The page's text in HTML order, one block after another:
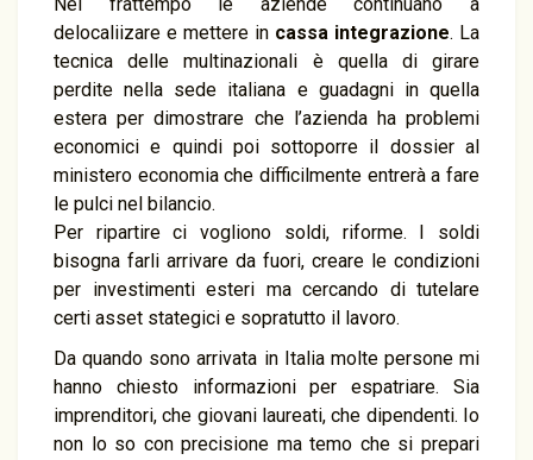
delocaliizare e mettere in cassa integrazione. La
tecnica delle multinazionali è quella di girare
perdite nella sede italiana e guadagni in quella
estera per dimostrare che l’azienda ha problemi
economici e quindi poi sottoporre il dossier al
ministero economia che difficilmente entrerà a fare
le pulci nel bilancio.
Per ripartire ci vogliono soldi, riforme. I soldi
bisogna farli arrivare da fuori, creare le condizioni
per investimenti esteri ma cercando di tutelare
certi asset stategici e sopratutto il lavoro.
Da quando sono arrivata in Italia molte persone mi
hanno chiesto informazioni per espatriare. Sia
imprenditori, che giovani laureati, che dipendenti. Io
non lo so con precisione ma temo che si prepari